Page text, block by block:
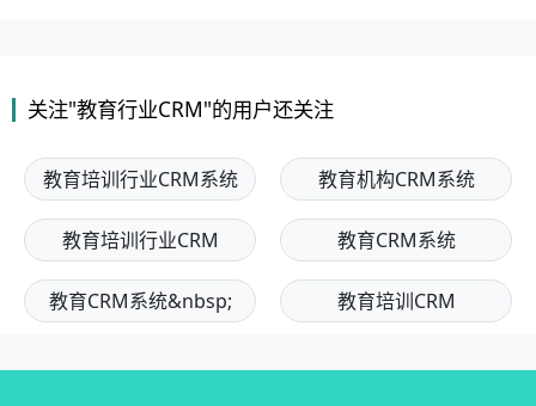
关注"教育行业CRM"的用户还关注
教育培训行业CRM系统 教育机构CRM系统
教育培训行业CRM 教育CRM系统
教育CRM系统&nbsp; 教育培训CRM